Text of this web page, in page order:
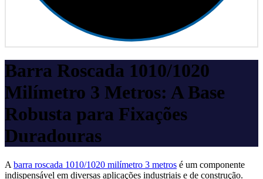
Barra Roscada 1010/1020
Milímetro 3 Metros: A Base
Robusta para Fixações
Duradouras
A barra roscada 1010/1020 milímetro 3 metros é um componente
indispensável em diversas aplicações industriais e de construção.